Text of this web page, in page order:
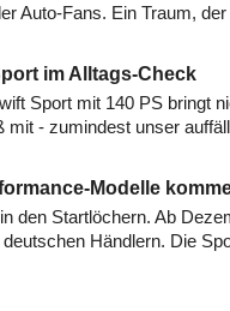
Auto-Fans. Ein Traum,
im Alltags-Check
Sport mit 140 PS bringt
mit - zumindest unser
Modelle
den Startlöchern. Ab
Händlern. Die